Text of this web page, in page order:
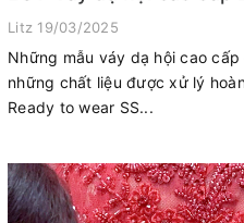
Litz 19/03/2025
Những mẫu váy dạ hội cao
những chất liệu được xử lý
Ready to wear SS...